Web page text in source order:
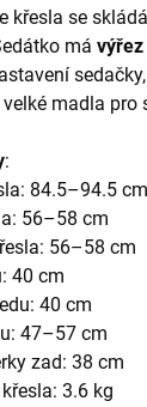
křesla se
má
madla pro
:
84.5–94.5 cm
56–58 cm
56–58 cm
40 cm
40 cm
47–57 cm
zad: 38 cm
3.6 kg